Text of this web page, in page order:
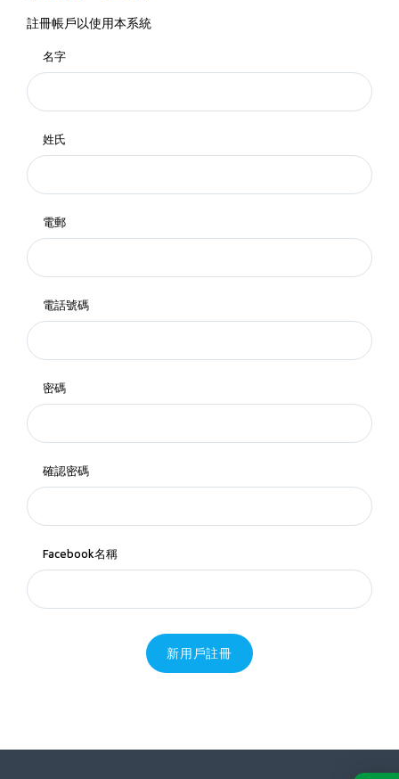
註冊帳戶以使用本系統
名字
姓氏
電郵
電話號碼
密碼
確認密碼
Facebook名稱
新用戶註冊